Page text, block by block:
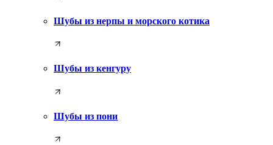
Шубы из нерпы и морского котика
Шубы из кенгуру
Шубы из пони